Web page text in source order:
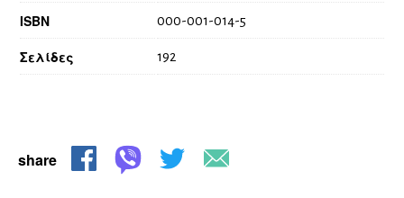
ISBN 000-001-014-5
Σελίδες 192
share